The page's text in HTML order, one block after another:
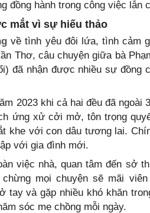
đồng hành trong công việc lẫn
mắt vì sự hiếu thảo
về tình yêu đôi lứa, tình cảm
Thơ, câu chuyện giữa bà
đã nhận được nhiều sự đồng
2023 khi cả hai đều đã ngoài
ứng xử cởi mở, tôn trọng
khe với con dâu tương lai.
với gia đình mới.
việc nhà, quan tâm đến sở
mọi chuyện sẽ mãi
tay và gặp nhiều khó khăn
sóc mẹ chồng mỗi ngày.